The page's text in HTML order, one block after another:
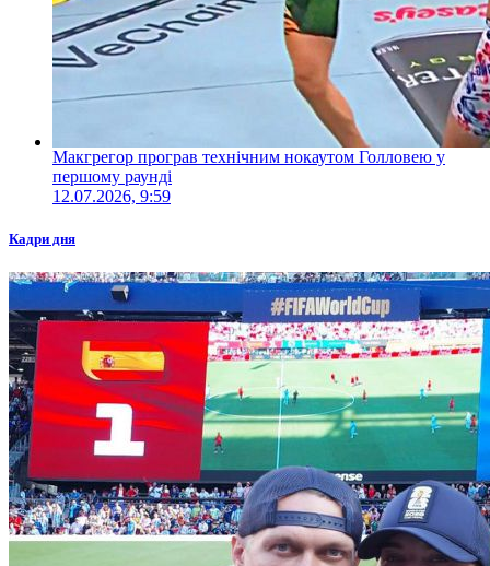
Макгрегор програв технічним нокаутом Голловею у
першому раунді
12.07.2026, 9:59
Кадри дня